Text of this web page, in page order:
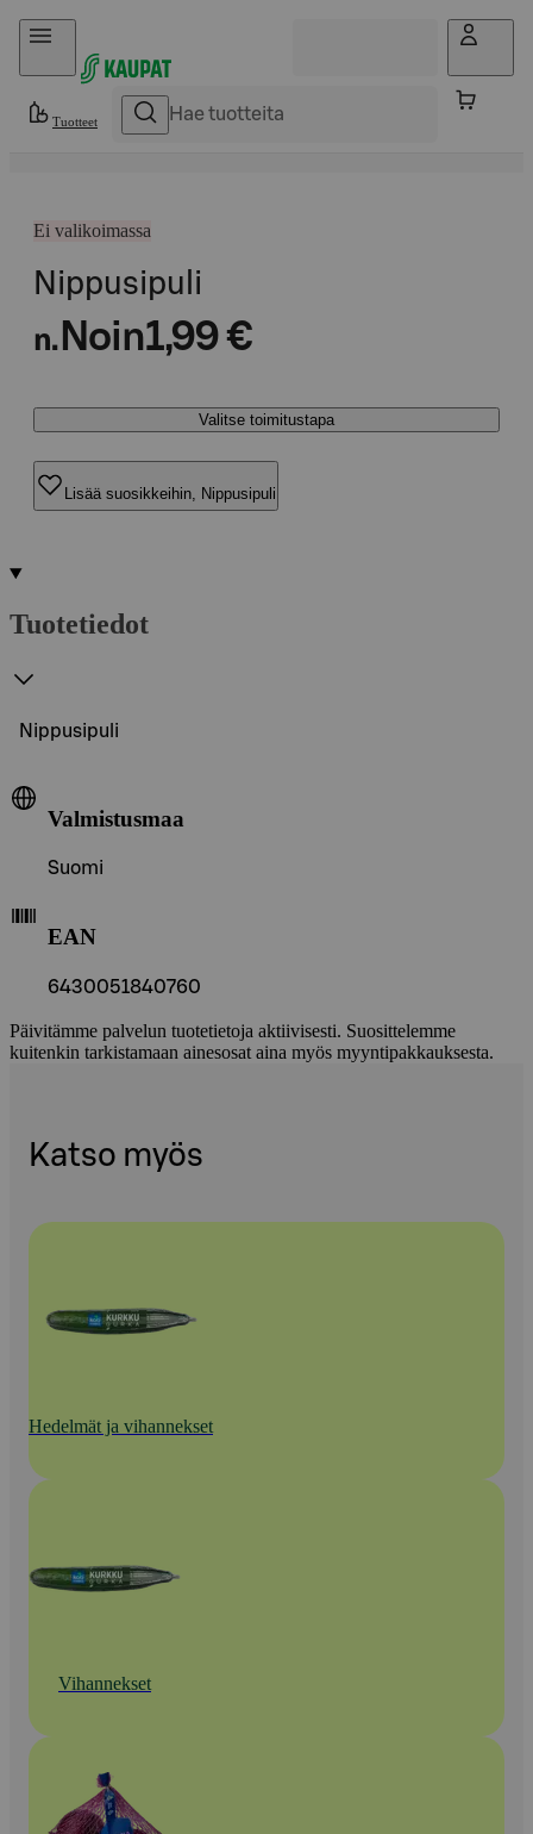
Hyppää sisältöön
Tuotteet
Ei valikoimassa
Nippusipuli
n. Noin1,99 €
Valitse toimitustapa
Lisää suosikkeihin, Nippusipuli
Tuotetiedot
Nippusipuli
Valmistusmaa
Suomi
EAN
6430051840760
Päivitämme palvelun tuotetietoja aktiivisesti. Suosittelemme
kuitenkin tarkistamaan ainesosat aina myös myyntipakkauksesta.
Katso myös
Hedelmät ja vihannekset
Vihannekset